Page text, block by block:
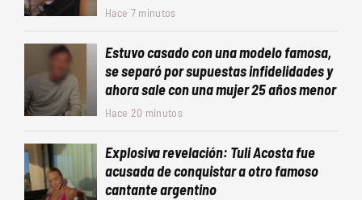
Hace 7 minutos
Estuvo casado con una modelo famosa,
se separó por supuestas infidelidades y
ahora sale con una mujer 25 años menor
Hace 20 minutos
Explosiva revelación: Tuli Acosta fue
acusada de conquistar a otro famoso
cantante argentino